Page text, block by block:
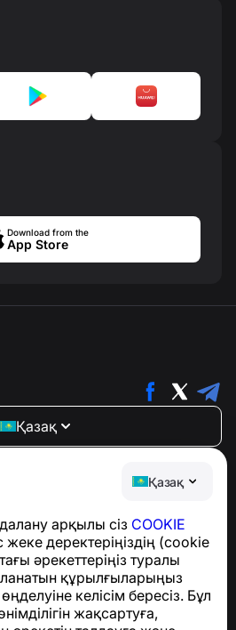
Қазақ
арқылы сіз COOKIE
жеке деректеріңіздің (cookie
әрекеттеріңіз туралы
құрылғыларыңыз
келісім бересіз. Бұл
жақсартуға,
Download from the
App Store
Қазақ
·
спамнан және қажетсіз
ыңғайлы қолданба